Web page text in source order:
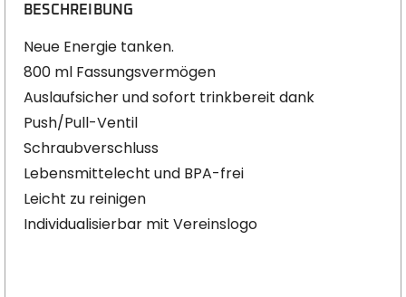
BESCHREIBUNG
Neue Energie tanken.
800 ml Fassungsvermögen
Auslaufsicher und sofort trinkbereit dank
Push/Pull-Ventil
Schraubverschluss
Lebensmittelecht und BPA-frei
Leicht zu reinigen
Individualisierbar mit Vereinslogo